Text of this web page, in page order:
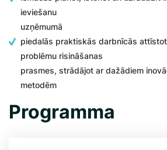
ieviešanu
uzņēmumā
piedalās praktiskās darbnīcās
problēmu risināšanas
prasmes, strādājot ar dažādiem
metodēm
Programma